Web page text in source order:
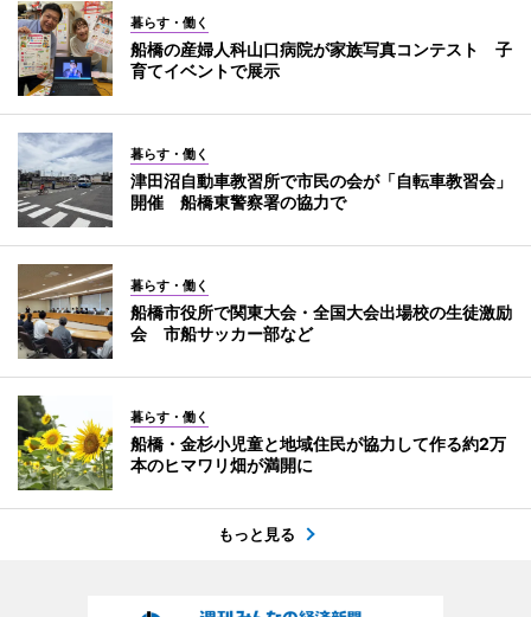
暮らす・働く
船橋の産婦人科山口病院が家族写真コンテスト 子
育てイベントで展示
暮らす・働く
津田沼自動車教習所で市民の会が「自転車教習会」
開催 船橋東警察署の協力で
暮らす・働く
船橋市役所で関東大会・全国大会出場校の生徒激励
会 市船サッカー部など
暮らす・働く
船橋・金杉小児童と地域住民が協力して作る約2万
本のヒマワリ畑が満開に
もっと見る